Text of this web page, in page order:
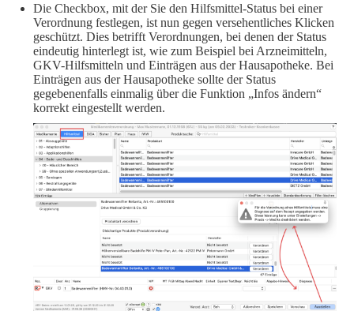
Die Checkbox, mit der Sie den Hilfsmittel-Status bei einer
Verordnung festlegen, ist nun gegen versehentliches Klicken
geschützt. Dies betrifft Verordnungen, bei denen der Status
eindeutig hinterlegt ist, wie zum Beispiel bei Arzneimitteln,
GKV-Hilfsmitteln und Einträgen aus der Hausapotheke. Bei
Einträgen aus der Hausapotheke sollte der Status
gegebenenfalls einmalig über die Funktion „Infos ändern“
korrekt eingestellt werden.